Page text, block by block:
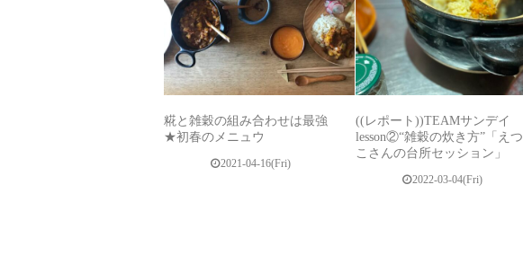
糀と雑穀の組み合わせは最強
★初春のメニュウ
2021-04-16(Fri)
((レポート))TEAMサンデイ
lesson②“雑穀の炊き方”「えつ
こさんの台所セッション」
2022-03-04(Fri)